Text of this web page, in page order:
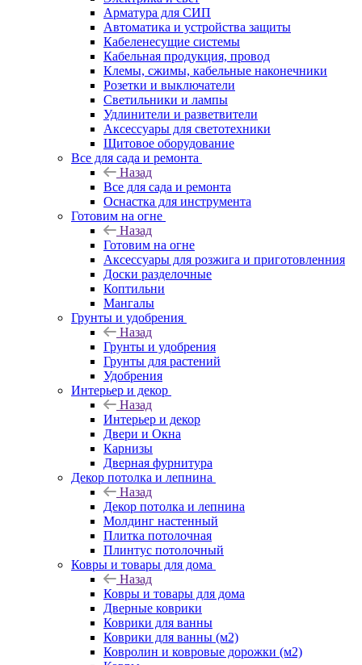
Арматура для СИП
Автоматика и устройства защиты
Кабеленесущие системы
Кабельная продукция, провод
Клемы, сжимы, кабельные наконечники
Розетки и выключатели
Светильники и лампы
Удлинители и разветвители
Аксессуары для светотехники
Щитовое оборудование
Все для сада и ремонта
Назад
Все для сада и ремонта
Оснастка для инструмента
Готовим на огне
Назад
Готовим на огне
Аксессуары для розжига и приготовленния
Доски разделочные
Коптильни
Мангалы
Грунты и удобрения
Назад
Грунты и удобрения
Грунты для растений
Удобрения
Интерьер и декор
Назад
Интерьер и декор
Двери и Окна
Карнизы
Дверная фурнитура
Декор потолка и лепнина
Назад
Декор потолка и лепнина
Молдинг настенный
Плитка потолочная
Плинтус потолочный
Ковры и товары для дома
Назад
Ковры и товары для дома
Дверные коврики
Коврики для ванны
Коврики для ванны (м2)
Ковролин и ковровые дорожки (м2)